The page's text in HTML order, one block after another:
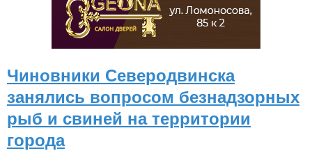
Чиновники Северодвинска
занялись вопросом безнадзорных
рыб и свиней на территории
города